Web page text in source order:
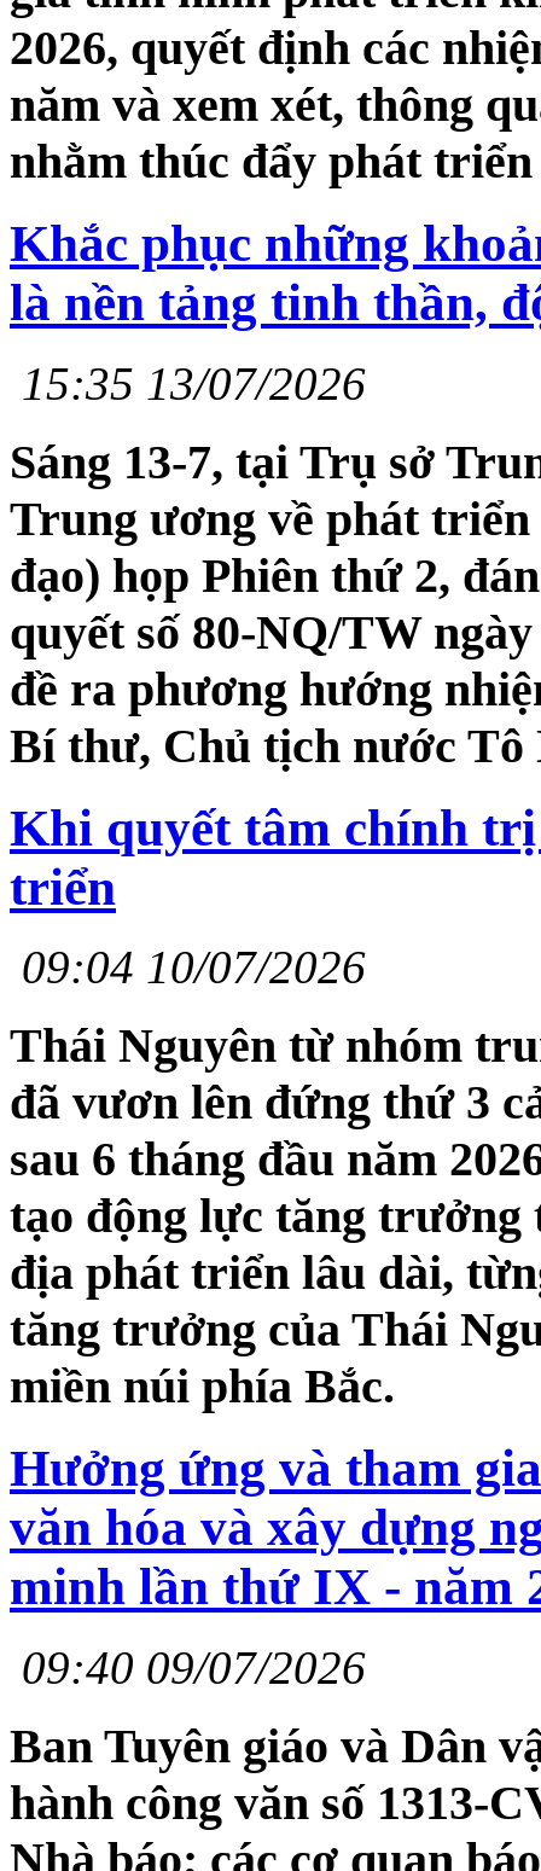
2026, quyết định các
năm và xem xét, thông
nhằm thúc đẩy phát
Khắc phục những
là nền tảng tinh thần,
15:35 13/07/2026
Sáng 13-7, tại Trụ sở
Trung ương về phát
đạo) họp Phiên thứ 2,
quyết số 80-NQ/TW
đề ra phương hướng
Bí thư, Chủ tịch nước Tô
Khi quyết tâm chính
triển
09:04 10/07/2026
Thái Nguyên từ nhóm
đã vươn lên đứng thứ 3
sau 6 tháng đầu năm
tạo động lực tăng
địa phát triển lâu dài,
tăng trưởng của Thái
miền núi phía Bắc.
Hưởng ứng và tham
văn hóa và xây dựng
minh lần thứ IX - năm
09:40 09/07/2026
Ban Tuyên giáo và Dân
hành công văn số 1313-
Nhà báo; các cơ quan